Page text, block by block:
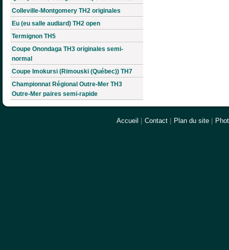
Colleville-Montgomery TH2 originales
Eu (eu salle audiard) TH2 open
Termignon TH5
Coupe Onondaga TH3 originales semi-
normal
Coupe Imokursi (Rimouski (Québec)) TH7
Championnat Régional Outre-Mer TH3
Outre-Mer paires semi-rapide
Accueil | Contact | Plan du site |